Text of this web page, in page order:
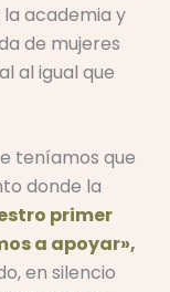
academia y
de mujeres
al igual que
teníamos que
donde la
primer
a apoyar»,
en silencio